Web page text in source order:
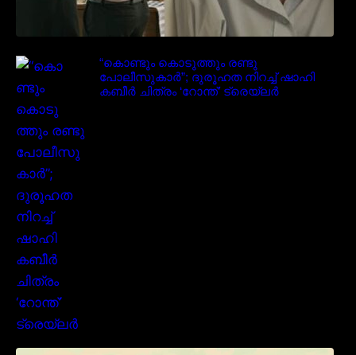
“കൊണ്ടും കൊടുത്തും രണ്ടു
പോലീസുകാർ”; ദുരൂഹത നിറച്ച് ഷാഹി
കബീർ ചിത്രം ‘റോന്ത്’ ട്രെയ്‌ലർ